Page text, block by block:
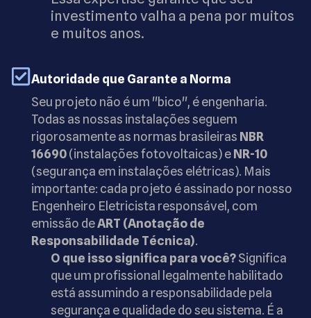
investimento valha a pena por muitos
e muitos anos.
Autoridade que Garante a Norma
Seu projeto não é um "bico", é engenharia.
Todas as nossas instalações seguem
rigorosamente as normas brasileiras NBR
16690(instalações fotovoltaicas) eNR-10
(segurança em instalações elétricas). Mais
importante: cada projeto é assinado por nosso
Engenheiro Eletricista responsável, com
emissão deART (Anotação de
Responsabilidade Técnica).
O que isso significa para você?Significa
que um profissional legalmente habilitado
está assumindo a responsabilidade pela
segurança e qualidade do seu sistema. É a